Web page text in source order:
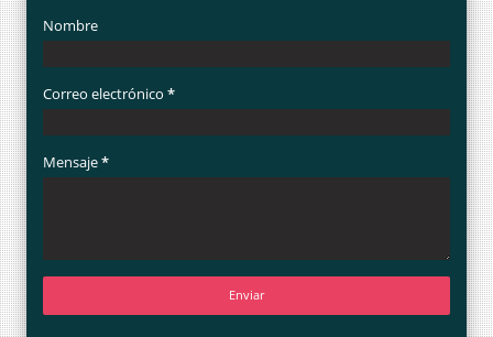
Nombre
Correo electrónico *
Mensaje*